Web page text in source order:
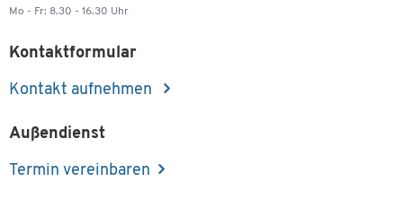
Mo - Fr: 8.30 - 16.30 Uhr
Kontaktformular
Kontakt aufnehmen
Außendienst
Termin vereinbaren